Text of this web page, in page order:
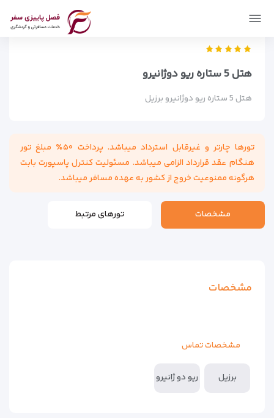
فصل پاییزی سفر
هتل 5 ستاره ریو دوژانیرو
هتل 5 ستاره ریو دوژانیرو برزیل
تورها چارتر و غیرقابل استرداد میباشد. پرداخت ۵۰٪ مبلغ تور
هنگام عقد قرارداد الزامی میباشد. مسئولیت کنترل پاسپورت بابت
هرگونه ممنوعیت خروج از کشور به عهده مسافر میباشد.
مشخصات تورهای مرتبط
مشخصات
مشخصات تماس
برزیل ريو دو ژانيرو